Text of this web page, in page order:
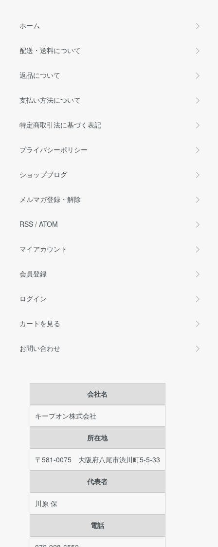
ホーム
配送・送料について
返品について
支払い方法について
特定商取引法に基づく表記
プライバシーポリシー
ショップブログ
メルマガ登録・解除
RSS / ATOM
マイアカウント
会員登録
ログイン
カートを見る
お問い合わせ
会社名
キープオン株式会社
所在地
〒581-0075 大阪府八尾市渋川町5-5-33
代表者
川原 保
電話